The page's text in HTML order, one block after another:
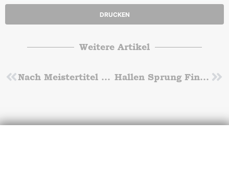
DRUCKEN
Weitere Artikel
Zurück Nach Meistertitel auch den Vizemeistertitel Hallen Sprung Finalistinnen am Start